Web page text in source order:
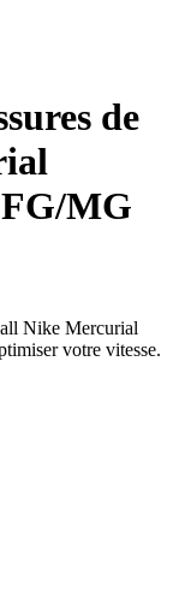
de
MG
Nike Mercurial
votre vitesse.